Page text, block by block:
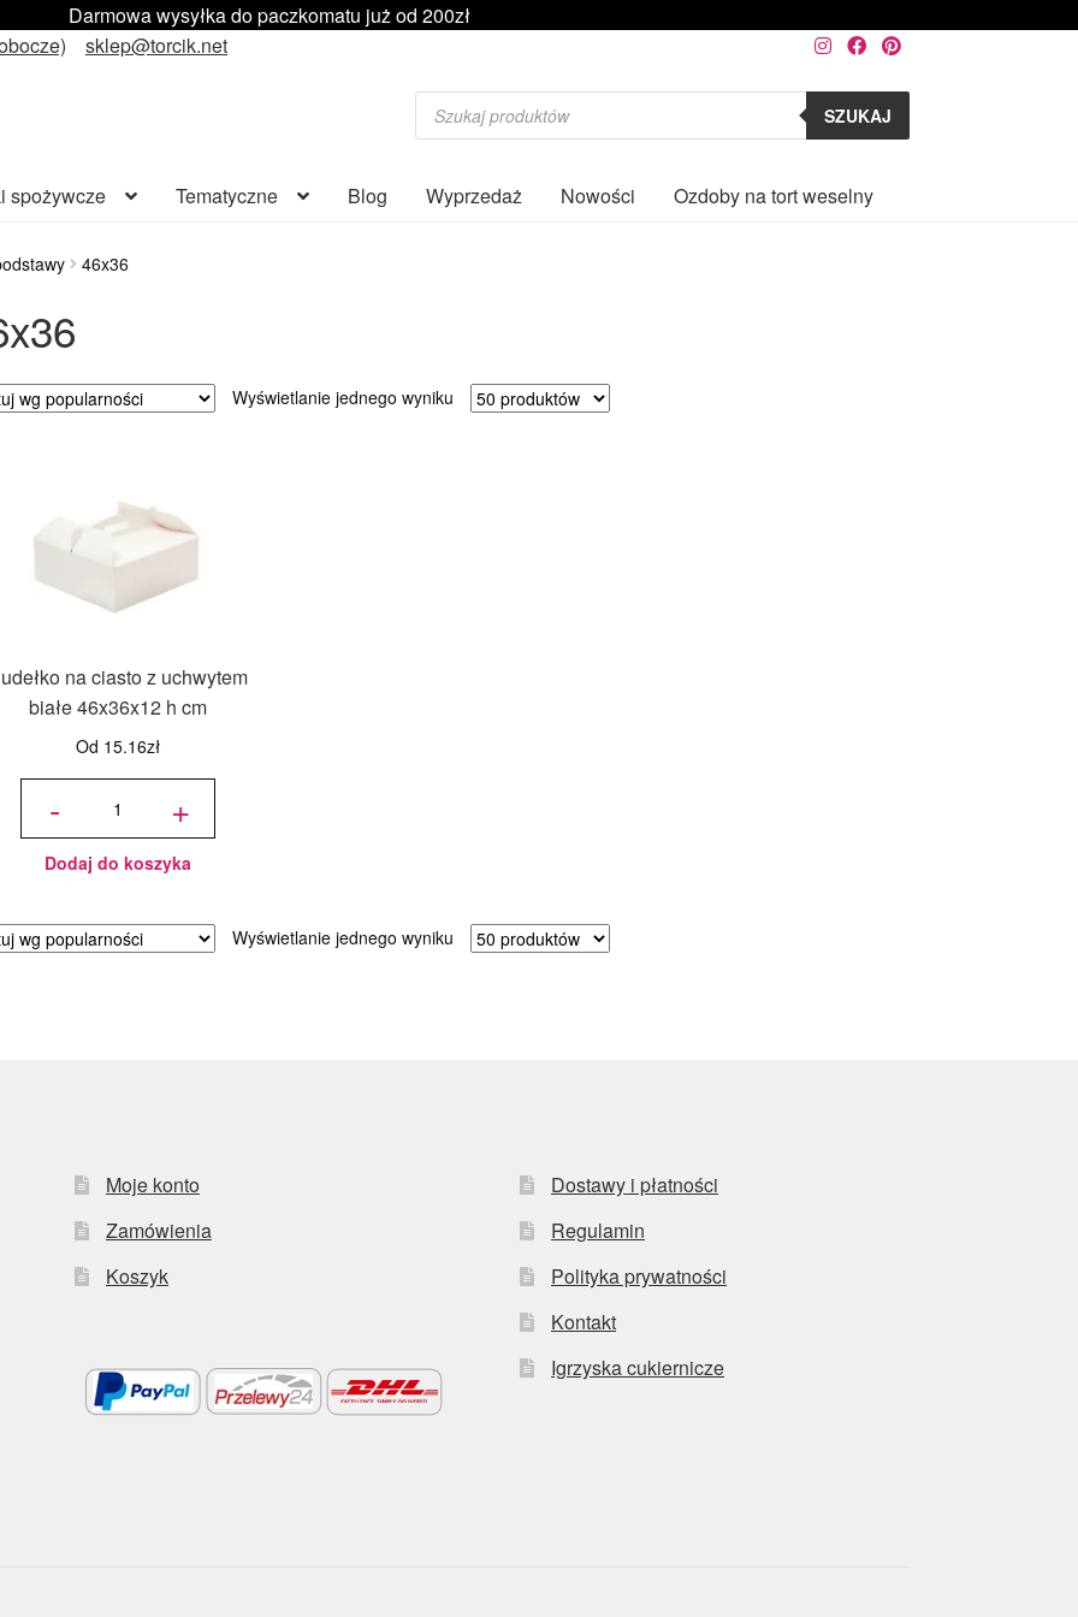
Darmowa wysyłka do paczkomatu już od 200zł
sklep@torcik.net
Wyszukiwarka
produktów SZUKAJ
spożywcze Tematyczne Blog Wyprzedaż Nowości Ozdoby na tort weselny
46x36
Wyświetlanie jednego wyniku
na ciasto z uchwytem
białe 46x36x12 h cm
Od 15.16zł
-
ilość
z
uchwytem
46x36x12
h cm
+
Dodaj do koszyka
Wyświetlanie jednego wyniku
Moje konto
Zamówienia
Koszyk
Dostawy i płatności
Regulamin
Polityka prywatności
Kontakt
Igrzyska cukiernicze